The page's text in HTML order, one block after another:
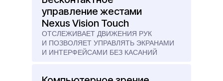
управление жестами
Nexus Vision Touch
ОТСЛЕЖИВАЕТ ДВИЖЕНИЯ РУК
И ПОЗВОЛЯЕТ УПРАВЛЯТЬ ЭКРАНАМИ
И ИНТЕРФЕЙСАМИ БЕЗ КАСАНИЙ